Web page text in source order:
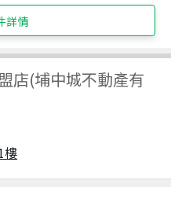
詳情
店(埔中城不動產有
樓